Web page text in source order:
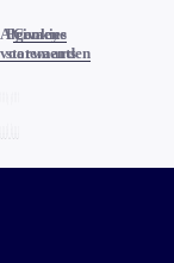
Algemene
voorwaarden
Privacy
statements
Cookies